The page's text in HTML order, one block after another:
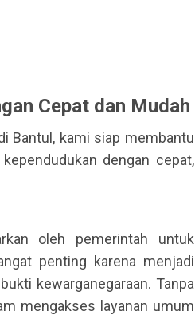
Cepat dan Mudah
Bantul, kami siap membantu
dengan cepat,
oleh pemerintah untuk
penting karena menjadi
kewarganegaraan. Tanpa
mengakses layanan umum